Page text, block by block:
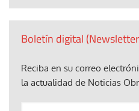
Boletín digital
Reciba en su correo
la actualidad de Noticias